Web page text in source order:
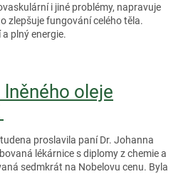
i jiné problémy, napravuje
zlepšuje fungování celého těla.
a plný energie.
oleje
proslavila paní Dr. Johanna
lékárnice s diplomy z chemie a
sedmkrát na Nobelovu cenu. Byla